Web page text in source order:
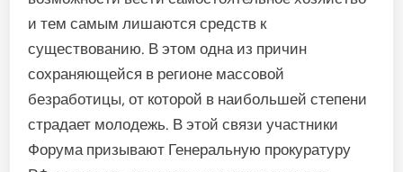
и тем самым лишаются средств к
существованию. В этом одна из причин
сохраняющейся в регионе массовой
безработицы, от которой в наибольшей степени
страдает молодежь. В этой связи участники
Форума призывают Генеральную прокуратуру